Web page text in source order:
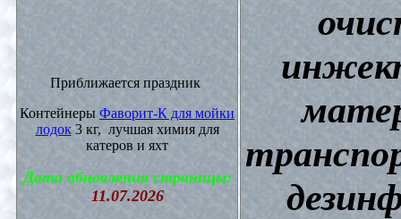
Приближается праздник
Контейнеры Фаворит-К для мойки
лодок3 кг, лучшая химия для
катеров и яхт
Дата обновления страницы:
11.07.2026